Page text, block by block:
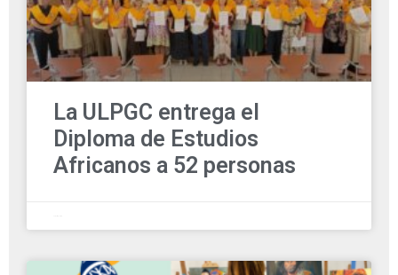
La ULPGC entrega el
Diploma de Estudios
Africanos a 52 personas